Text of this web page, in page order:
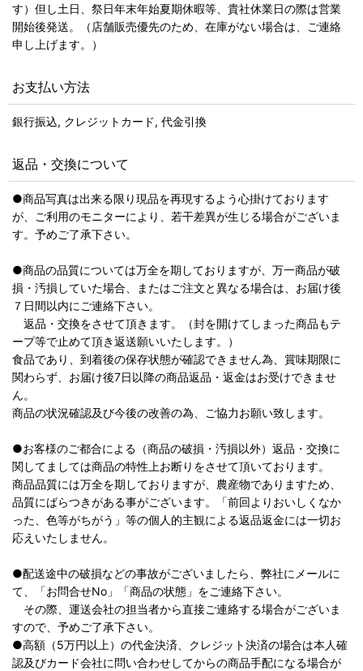
す）但し土日、祭日年末年始夏期休暇等、貴社休業日の際は営業
開始後発送。（店舗販売優先のため、在庫がない場合は、ご連絡
申し上げます。）
お支払い方法
銀行振込, クレジットカード, 代金引換
返品・交換について
●商品写真は出来る限り現品を再現するよう心掛けております
が、ご利用のモニターにより、若干差異が生じる場合がございま
す。予めご了承下さい。
●商品の品質については万全を期しておりますが、万一商品が破
損・汚損していた場合、またはご注文と異なる場合は、お届け後
７日間以内にご連絡下さい。
返品・交換をさせて頂きます。（封を開けてしまった商品もテ
ープ等で止めて頂き返送願いいたします。）
食品であり、到着後の保存状態が確認できません為、賞味期限に
関わらず、お届け後7日以降の商品返品・返金はお受けできませ
ん。
商品の状況確認及び今後の改善の為、ご協力お願い致します。
●お客様のご都合による（商品の破損・汚損以外）返品・交換に
関してましては商品の特性上お断りをさせて頂いております。
商品品質には万全を期しておりますが、農産物でありますため、
品質にばらつきがある事がございます。「前回よりおいしくなか
った、色等がちがう」等の個人的主観による返品返金には一切お
応えいたしません。
●配送途中の破損などの事故がございましたら、弊社にメールに
て、「お問合せNo」「商品の状態」をご連絡下さい。
その際、運送会社の担当者から直接ご連絡する場合がございま
すので、予めご了承下さい。
●高額（5万円以上）の代金決済、クレジット決済の場合は本人確
認及びカード会社に問い合わせしてからの商品手配になる場合が